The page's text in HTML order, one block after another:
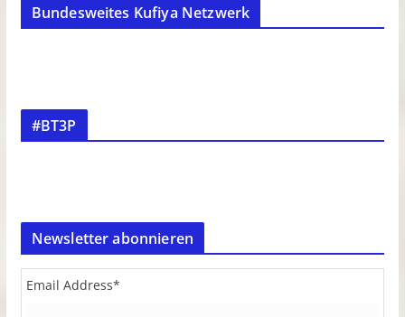
Bundesweites Kufiya Netzwerk
#BT3P
Newsletter abonnieren
Email Address*